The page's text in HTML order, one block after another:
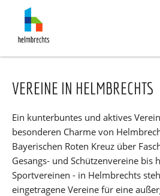
mainVEREINE IN HELMBRECHTS
Ein kunterbuntes und aktives
besonderen Charme von
Bayerischen Roten Kreuz über
Gesangs- und Schützenvereine bis
Sportvereinen - in Helmbrechts
eingetragene Vereine für eine